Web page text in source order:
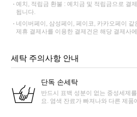
예치, 적립금 환불 : 예치금 및 적립금으로 결
됩니다.
네이버페이, 삼성페이, 페이코, 카카오페이 같
제휴 결제사를 이용한 결제건은 해당 결제사
세탁 주의사항 안내
단독 손세탁
반드시 표백 성분이 없는 중성세제
요. 염색 잔료가 빠져나와 다른 제품